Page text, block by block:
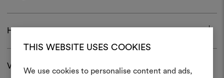
THIS WEBSITE USES COOKIES
We use cookies to personalise content and ads,
Herunterladen
Versand und Rücksendungen